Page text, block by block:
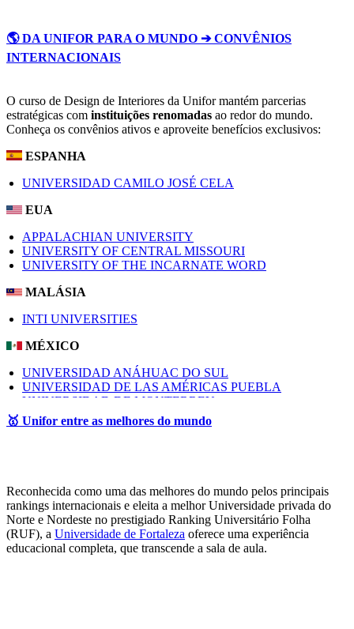
🌎 DA UNIFOR PARA O MUNDO ➔ CONVÊNIOS
INTERNACIONAIS
O curso de Design de Interiores da Unifor mantém parcerias
estratégicas com instituições renomadas ao redor do mundo.
Conheça os convênios ativos e aproveite benefícios exclusivos:
ESPANHA
UNIVERSIDAD CAMILO JOSÉ CELA
EUA
APPALACHIAN UNIVERSITY
UNIVERSITY OF CENTRAL MISSOURI
UNIVERSITY OF THE INCARNATE WORD
MALÁSIA
INTI UNIVERSITIES
MÉXICO
UNIVERSIDAD ANÁHUAC DO SUL
UNIVERSIDAD DE LAS AMÉRICAS PUEBLA
UNIVERSIDAD DE MONTERREY
PORTUGAL
SUÍÇA
UNIVERSITY OF APPLIED SCIENCES NORTHWESTERN
SWITZERLAND
🥇 Unifor entre as melhores do mundo
Reconhecida como uma das melhores do mundo pelos principais
rankings internacionais e eleita a melhor Universidade privada do
Norte e Nordeste no prestigiado Ranking Universitário Folha
(RUF), a Universidade de Fortaleza oferece uma experiência
educacional completa, que transcende a sala de aula.